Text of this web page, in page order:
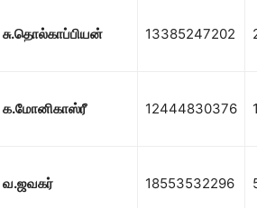
சு.தொல்காப்பியன் 13385247202
க.மோனிகாஸ்ரீ 12444830376
வ.ஜவகர் 18553532296